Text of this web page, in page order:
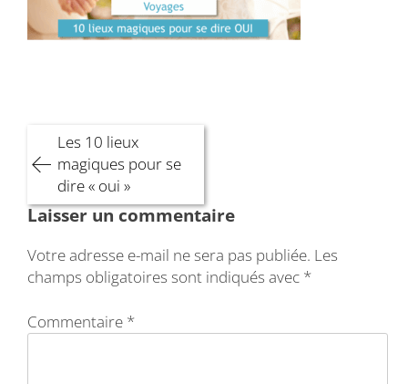
Navigation
de
l’article
Les 10 lieux
magiques pour se
dire « oui »
Laisser un commentaire
Votre adresse e-mail ne sera pas publiée. Les
champs obligatoires sont indiqués avec *
Commentaire *